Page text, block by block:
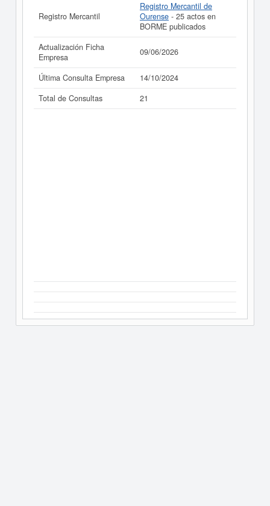
Registro Mercantil
Registro Mercantil de
Ourense - 25 actos en
BORME publicados
Actualización Ficha
Empresa
09/06/2026
Última Consulta Empresa
14/10/2024
Total de Consultas
21